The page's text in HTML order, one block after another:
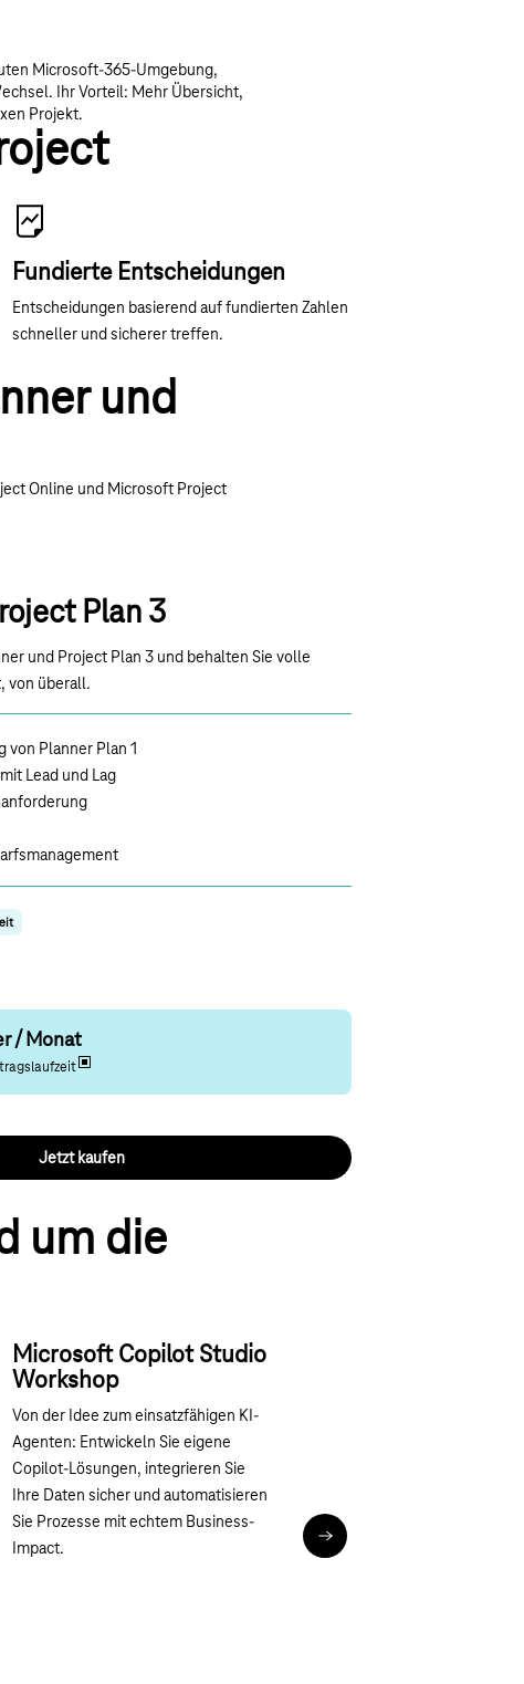
Microsoft-365-Umgebung,
Ihr Vorteil: Mehr Übersicht,
Projekt.
Fundierte Entscheidungen
Entscheidungen basierend auf fundierten Zahlen
schneller und sicherer treffen.
und
Online und Microsoft Project
Plan 3
und Project Plan 3 und behalten Sie volle
von überall.
von Planner Plan 1
Lead und Lag
/ Monat
Jetzt kaufen
um die
Microsoft Copilot Studio
Workshop
Von der Idee zum einsatzfähigen KI-
Agenten: Entwickeln Sie eigene
Copilot-Lösungen, integrieren Sie
Ihre Daten sicher und automatisieren
Sie Prozesse mit echtem Business-
Impact.
Magenta 365: Eigene KI-